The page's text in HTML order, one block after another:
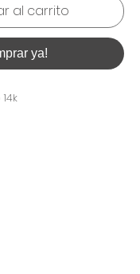
al carrito
ya!